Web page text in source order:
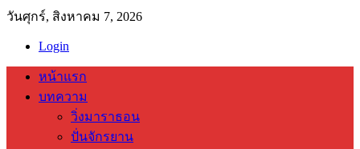
วันศุกร์, สิงหาคม 7, 2026
Login
หน้าแรก
บทความ
วิ่งมาราธอน
ปั่นจักรยาน